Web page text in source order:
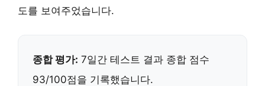
도를 보여주었습니다.
종합 평가: 7일간 테스트 결과 종합 점수
93/100점을 기록했습니다.